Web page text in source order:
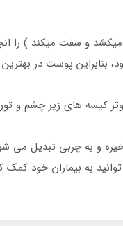
و سفت میکند ) را
بنابراین پوست در
کیسه های زیر چشم و
و به چربی تبدیل می